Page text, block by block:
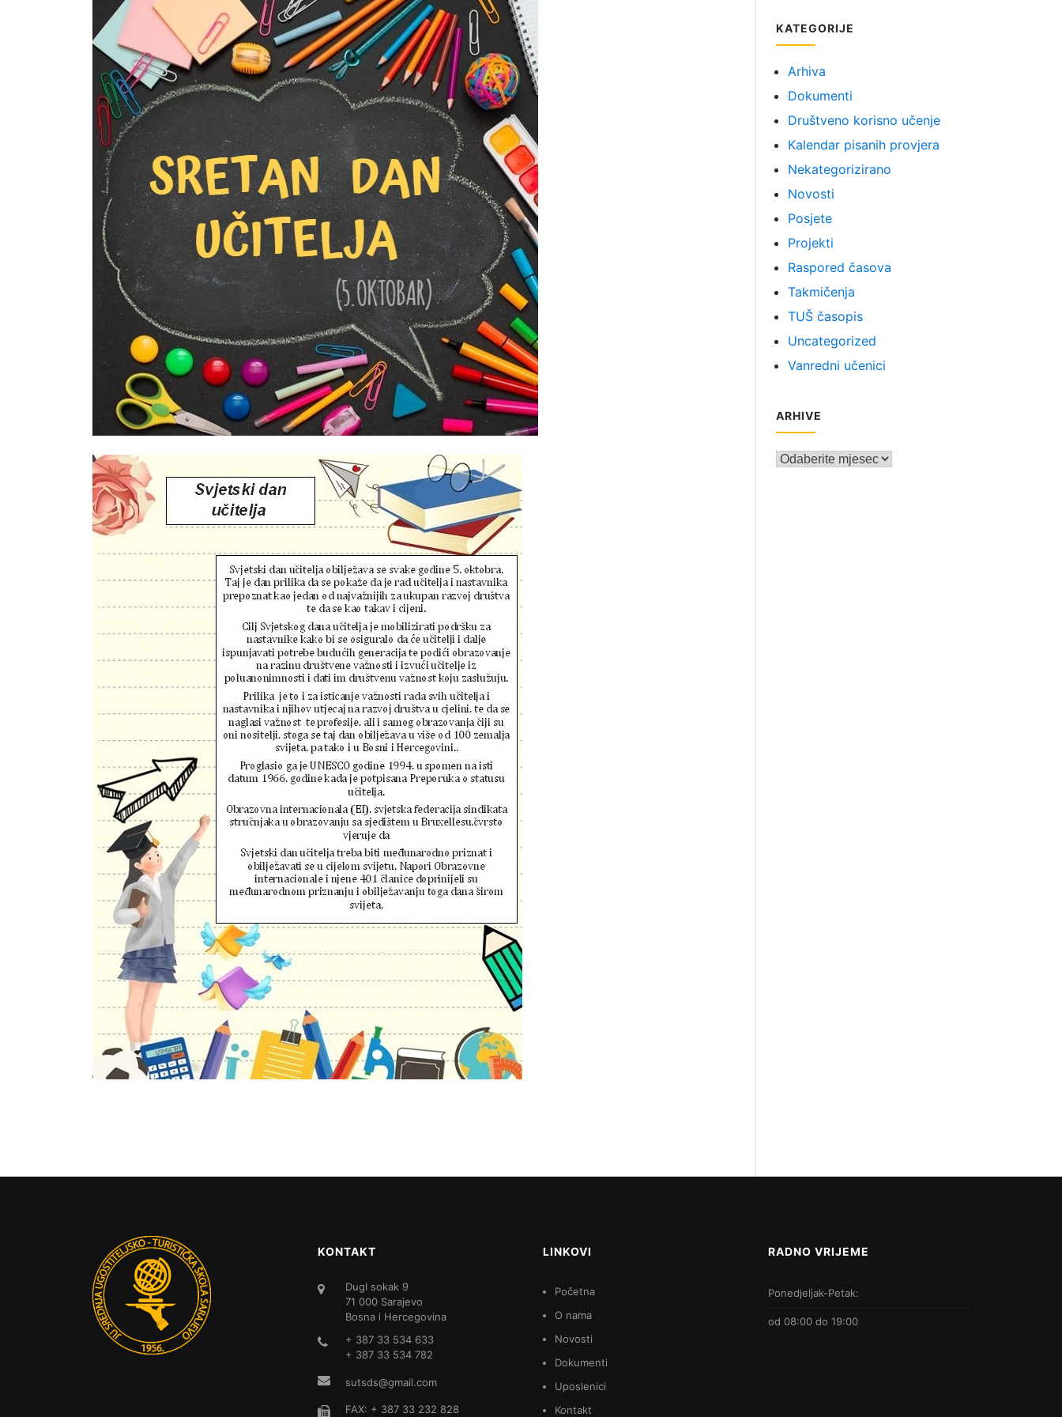
KATEGORIJE
Arhiva
Dokumenti
Društveno korisno učenje
Kalendar pisanih provjera
Nekategorizirano
Novosti
Posjete
Projekti
Raspored časova
Takmičenja
TUŠ časopis
Uncategorized
Vanredni učenici
ARHIVE
Arhive
KONTAKT
DugI sokak 9
71 000 Sarajevo
Bosna i Hercegovina
+ 387 33 534 633
+ 387 33 534 782
sutsds@gmail.com
FAX: + 387 33 232 828
LINKOVI
Početna
O nama
Novosti
Dokumenti
Uposlenici
Kontakt
RADNO VRIJEME
Ponedjeljak-Petak:
od 08:00 do 19:00